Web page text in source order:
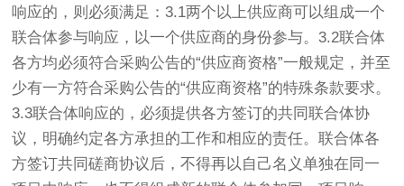
响应的，则必须满足：3.1两个以上供应商可以组成一个
联合体参与响应，以一个供应商的身份参与。3.2联合体
各方均必须符合采购公告的“供应商资格”一般规定，并至
少有一方符合采购公告的“供应商资格”的特殊条款要求。
3.3联合体响应的，必须提供各方签订的共同联合体协
议，明确约定各方承担的工作和相应的责任。联合体各
方签订共同磋商协议后，不得再以自己名义单独在同一